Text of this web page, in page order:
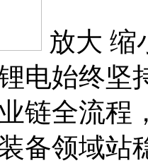
放大 缩
电始终坚
链全流程
备领域站